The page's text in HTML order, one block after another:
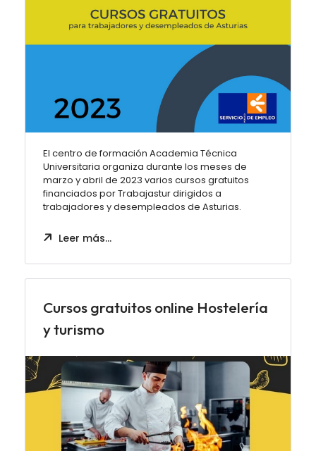
El centro de formación Academia Técnica
Universitaria organiza durante los meses de
marzo y abril de 2023 varios cursos gratuitos
financiados por Trabajastur dirigidos a
trabajadores y desempleados de Asturias.
Leer más…
Cursos gratuitos online Hostelería
y turismo